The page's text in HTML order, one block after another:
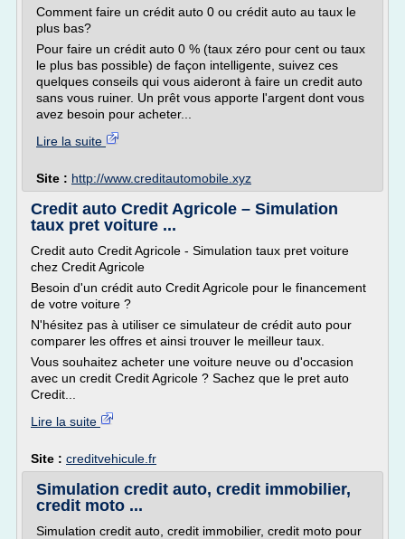
Comment faire un crédit auto 0 ou crédit auto au taux le
plus bas?
Pour faire un crédit auto 0 % (taux zéro pour cent ou taux
le plus bas possible) de façon intelligente, suivez ces
quelques conseils qui vous aideront à faire un credit auto
sans vous ruiner. Un prêt vous apporte l'argent dont vous
avez besoin pour acheter...
Lire la suite
Site : http://www.creditautomobile.xyz
Credit auto Credit Agricole – Simulation
taux pret voiture ...
Credit auto Credit Agricole - Simulation taux pret voiture
chez Credit Agricole
Besoin d'un crédit auto Credit Agricole pour le financement
de votre voiture ?
N'hésitez pas à utiliser ce simulateur de crédit auto pour
comparer les offres et ainsi trouver le meilleur taux.
Vous souhaitez acheter une voiture neuve ou d'occasion
avec un credit Credit Agricole ? Sachez que le pret auto
Credit...
Lire la suite
Site : creditvehicule.fr
Simulation credit auto, credit immobilier,
credit moto ...
Simulation credit auto, credit immobilier, credit moto pour